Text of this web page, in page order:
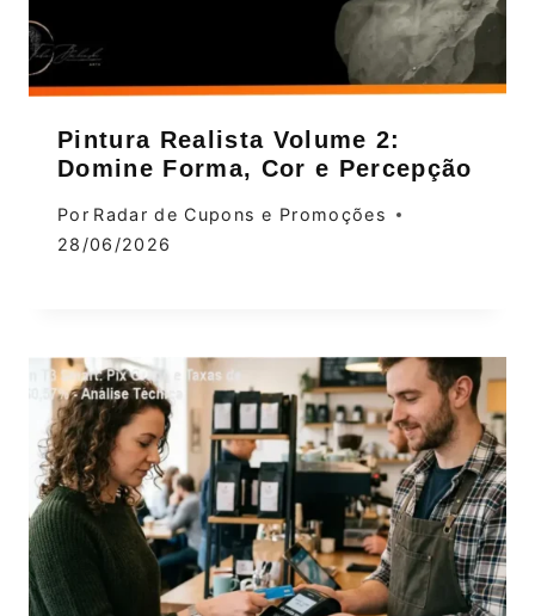
Pintura Realista Volume 2:
Domine Forma, Cor e Percepção
Por Radar de Cupons e Promoções
28/06/2026